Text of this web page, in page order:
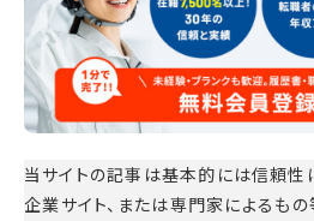
当サイトの記事は基本的には信頼性
企業サイト、または専門家によるもの